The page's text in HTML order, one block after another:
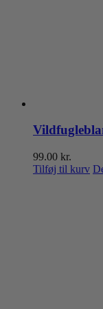
99.00 kr.
Tilføj til kurv